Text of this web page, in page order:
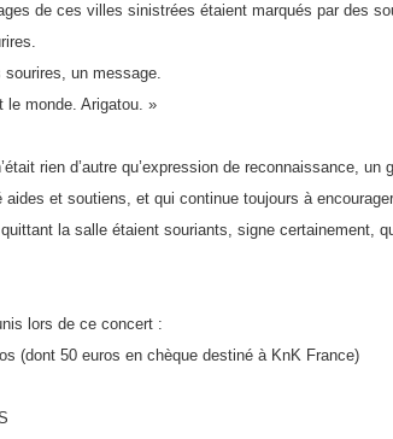
de ces villes sinistrées étaient marqués par des
sourires, un message.
le monde. Arigatou. »
rien d’autre qu’expression de reconnaissance,
aides et soutiens, et qui continue toujours à
la salle étaient souriants, signe certainement,
lors de ce concert :
(dont 50 euros en chèque destiné à KnK France)